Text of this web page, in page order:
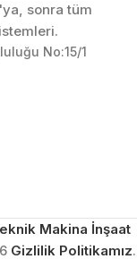
sonra tüm
No:15/1
Makina İnşaat
Gizlilik Politikamız.